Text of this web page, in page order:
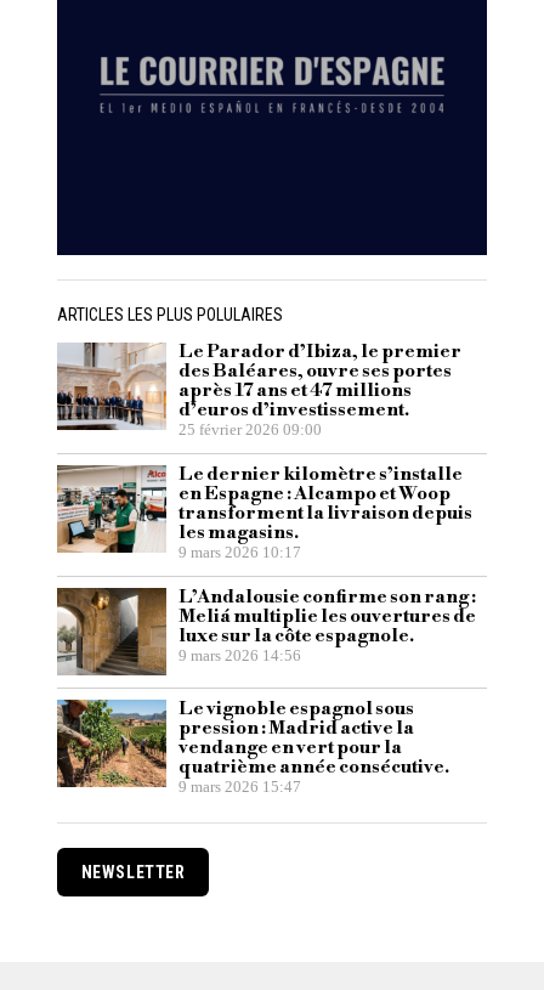
ARTICLES LES PLUS POLULAIRES
Le Parador d’Ibiza, le premier
des Baléares, ouvre ses portes
après 17 ans et 47 millions
d’euros d’investissement.
25 février 2026 09:00
Le dernier kilomètre s’installe
en Espagne : Alcampo et Woop
transforment la livraison depuis
les magasins.
9 mars 2026 10:17
L’Andalousie confirme son rang :
Meliá multiplie les ouvertures de
luxe sur la côte espagnole.
9 mars 2026 14:56
Le vignoble espagnol sous
pression : Madrid active la
vendange en vert pour la
quatrième année consécutive.
9 mars 2026 15:47
NEWSLETTER